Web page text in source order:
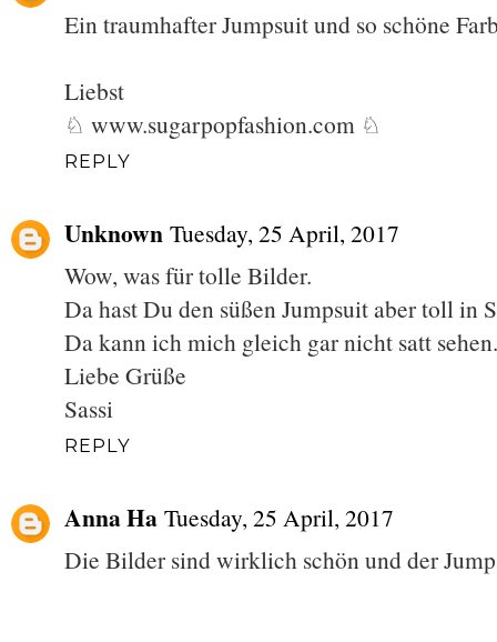
Ein traumhafter Jumpsuit und so schöne
Liebst
♘ www.sugarpopfashion.com ♘
REPLY
Unknown Tuesday, 25 April, 2017
Wow, was für tolle Bilder.
Da hast Du den süßen Jumpsuit aber toll in
Da kann ich mich gleich gar nicht satt sehen.
Liebe Grüße
Sassi
REPLY
Anna Ha Tuesday, 25 April, 2017
Die Bilder sind wirklich schön und der